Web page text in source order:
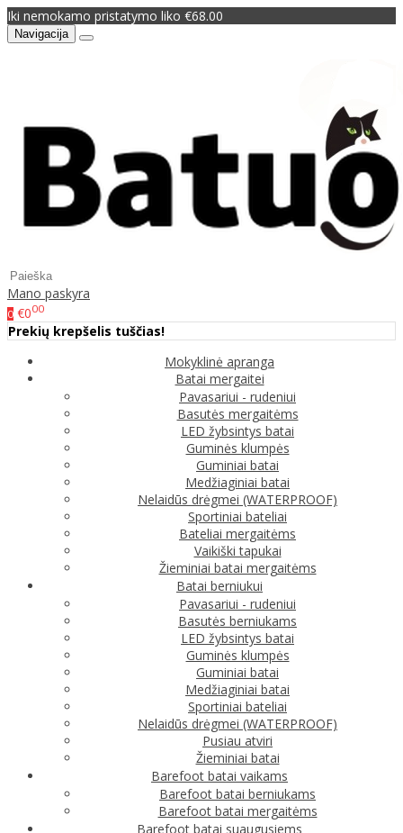
Iki nemokamo pristatymo liko €68.00
Navigacija
Mano paskyra
0 €000
Prekių krepšelis tuščias!
Mokyklinė apranga
Batai mergaitei
Pavasariui - rudeniui
Basutės mergaitėms
LED žybsintys batai
Guminės klumpės
Guminiai batai
Medžiaginiai batai
Nelaidūs drėgmei (WATERPROOF)
Sportiniai bateliai
Bateliai mergaitėms
Vaikiški tapukai
Žieminiai batai mergaitėms
Batai berniukui
Pavasariui - rudeniui
Basutės berniukams
LED žybsintys batai
Guminės klumpės
Guminiai batai
Medžiaginiai batai
Sportiniai bateliai
Nelaidūs drėgmei (WATERPROOF)
Pusiau atviri
Žieminiai batai
Barefoot batai vaikams
Barefoot batai berniukams
Barefoot batai mergaitėms
Barefoot batai suaugusiems